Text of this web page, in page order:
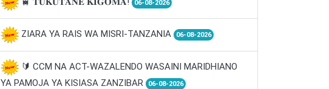
06-08-2026
ZIARA YA RAIS WA MISRI-TANZANIA 06-08-2026
🔰 CCM NA ACT-WAZALENDO WASAINI MARIDHIANO
YA PAMOJA YA KISIASA ZANZIBAR
06-08-2026